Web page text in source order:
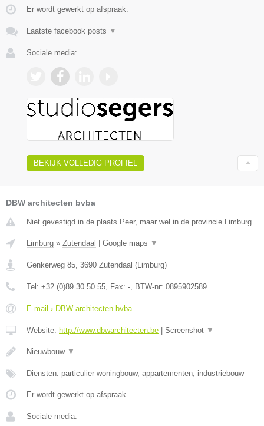
Er wordt gewerkt op afspraak.
Laatste facebook posts ▼
Sociale media:
BEKIJK VOLLEDIG PROFIEL
DBW architecten bvba
Niet gevestigd in de plaats Peer, maar wel in de provincie Limburg.
Limburg » Zutendaal Google maps ▼
Genkerweg 85 3690 Zutendaal ( Limburg)
Tel: +32 (0)89 30 50 55 , Fax: - , BTW-nr: 0895902589
E-mail › DBW architecten bvba
Website: http://www.dbwarchitecten.be Screenshot ▼
Nieuwbouw ▼
Diensten: particulier woningbouw, appartementen, industriebouw
Er wordt gewerkt op afspraak.
Sociale media: